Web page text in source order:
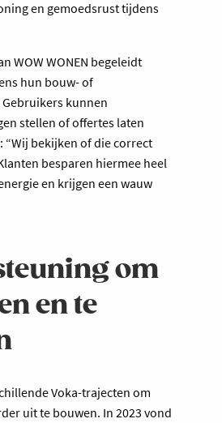
en gemoedsrust tijdens
WOW WONEN begeleidt
hun bouw- of
kunnen
stellen of offertes laten
“Wij bekijken of die correct
besparen hiermee heel
en krijgen een wauw
om
en te
Voka-trajecten om
uit te bouwen. In 2023 vond